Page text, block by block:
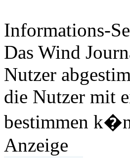
Informations-
Das Wind
Nutzer
die Nutzer mit
bestimmen
Anzeige